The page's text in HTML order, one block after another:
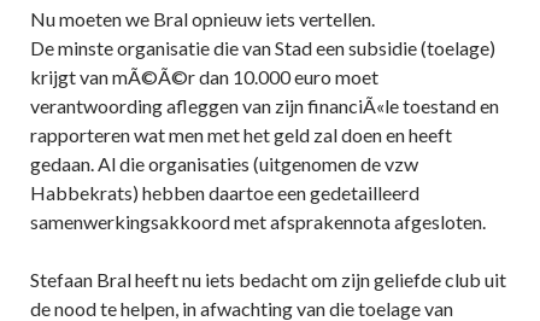
Nu moeten we Bral opnieuw iets vertellen.
De minste organisatie die van Stad een subsidie (toelage)
krijgt van mÃ©Ã©r dan 10.000 euro moet
verantwoording afleggen van zijn financiÃ«le toestand en
rapporteren wat men met het geld zal doen en heeft
gedaan. Al die organisaties (uitgenomen de vzw
Habbekrats) hebben daartoe een gedetailleerd
samenwerkingsakkoord met afsprakennota afgesloten.
Stefaan Bral heeft nu iets bedacht om zijn geliefde club uit
de nood te helpen, in afwachting van die toelage van